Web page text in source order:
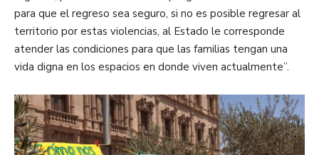
para que el regreso sea seguro, si no es posible regresar al
territorio por estas violencias, al Estado le corresponde
atender las condiciones para que las familias tengan una
vida digna en los espacios en donde viven actualmente”.